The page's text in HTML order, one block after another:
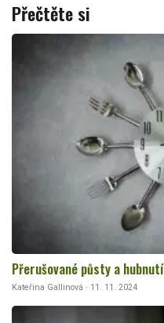
Přečtěte si
Přerušované půsty a hubnutí
Kateřina Gallinová · 11. 11. 2024